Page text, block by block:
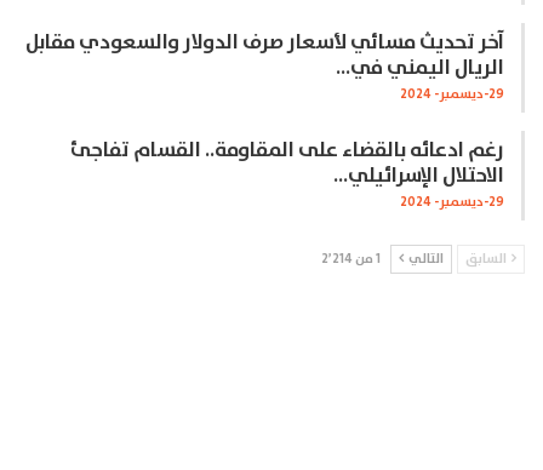
آخر تحديث مسائي لأسعار صرف الدولار والسعودي مقابل
الريال اليمني في…
29-ديسمبر- 2024
رغم ادعائه بالقضاء على المقاومة.. القسام تفاجئ
الاحتلال الإسرائيلي…
29-ديسمبر- 2024
السابق التالي 1 من 2٬214